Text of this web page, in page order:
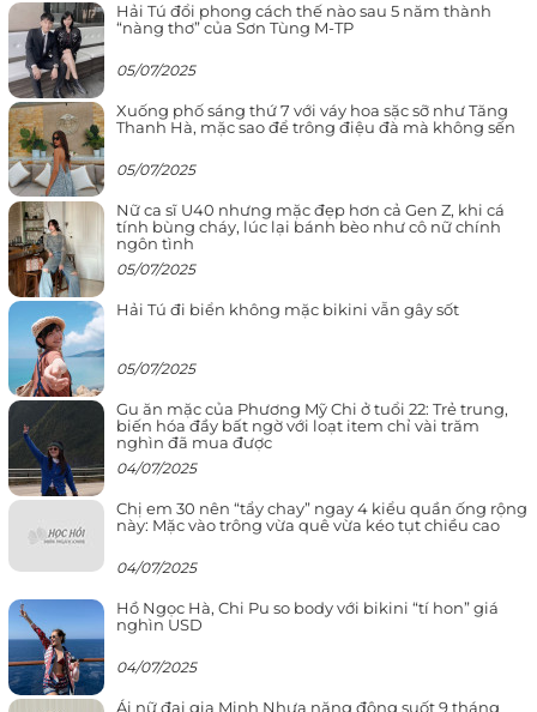
Hải Tú đổi phong cách thế nào sau 5 năm thành
“nàng thơ” của Sơn Tùng M-TP
05/07/2025
Xuống phố sáng thứ 7 với váy hoa sặc sỡ như Tăng
Thanh Hà, mặc sao để trông điệu đà mà không sến
05/07/2025
Nữ ca sĩ U40 nhưng mặc đẹp hơn cả Gen Z, khi cá
tính bùng cháy, lúc lại bánh bèo như cô nữ chính
ngôn tình
05/07/2025
Hải Tú đi biển không mặc bikini vẫn gây sốt
05/07/2025
Gu ăn mặc của Phương Mỹ Chi ở tuổi 22: Trẻ trung,
biến hóa đầy bất ngờ với loạt item chỉ vài trăm
nghìn đã mua được
04/07/2025
Chị em 30 nên “tẩy chay” ngay 4 kiểu quần ống rộng
này: Mặc vào trông vừa quê vừa kéo tụt chiều cao
04/07/2025
Hồ Ngọc Hà, Chi Pu so body với bikini “tí hon” giá
nghìn USD
04/07/2025
Ái nữ đại gia Minh Nhựa năng động suốt 9 tháng